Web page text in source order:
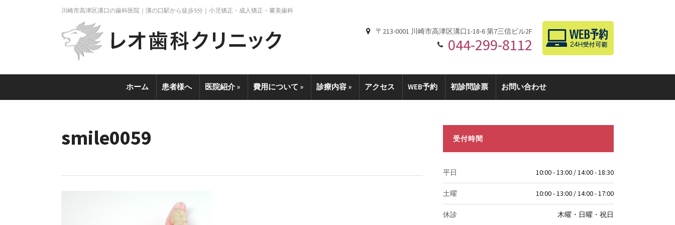
川崎市高津区溝口の歯科医院｜溝の口駅から徒歩5分｜小児矯正・成人矯正・審美歯科
〒213-0001 川崎市高津区溝口1-18-6 第7三信ビル2F
044-299-8112
ホーム 患者様へ 医院紹介 » 費用について » 診療内容 » アクセス WEB予約 初診問診票 お問い合わせ
smile0059 受付時間
平日 10:00 - 13:00 / 14:00 - 18:30
土曜 10:00 - 13:00 / 14:00 - 17:00
休診 木曜・日曜・祝日